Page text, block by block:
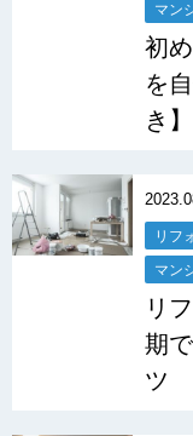
マン
初
を
き】
リフ
マン
リ
期
ツ